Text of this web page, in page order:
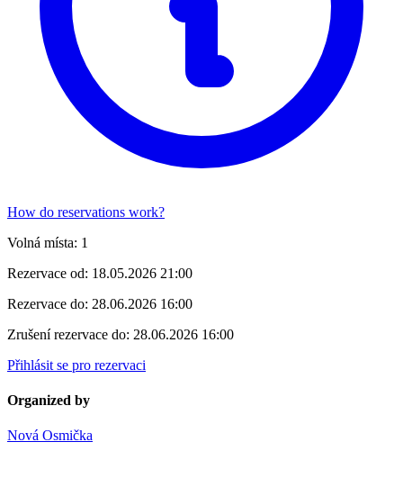
How do reservations work?
Volná místa: 1
Rezervace od: 18.05.2026 21:00
Rezervace do: 28.06.2026 16:00
Zrušení rezervace do: 28.06.2026 16:00
Přihlásit se pro rezervaci
Organized by
Nová Osmička